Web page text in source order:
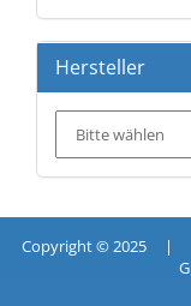
Hersteller
Copyright © 2025 |